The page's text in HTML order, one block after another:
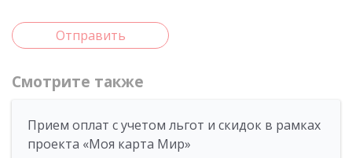
Отправить
Смотрите также
Прием оплат с учетом льгот и скидок в рамках
проекта «Моя карта Мир»